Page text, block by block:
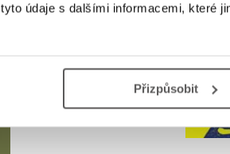
údaje s dalšími informacemi, které
Přizpůsobit
jandre
Stanislava Miková